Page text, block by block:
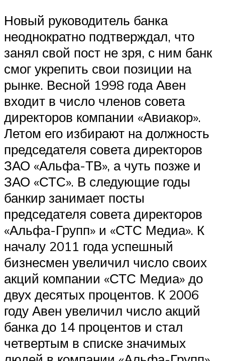
Новый руководитель банка
неоднократно подтверждал, что
занял свой пост не зря, с ним банк
смог укрепить свои позиции на
рынке. Весной 1998 года Авен
входит в число членов совета
директоров компании «Авиакор».
Летом его избирают на должность
председателя совета директоров
ЗАО «Альфа-ТВ», а чуть позже и
ЗАО «СТС». В следующие годы
банкир занимает посты
председателя совета директоров
«Альфа-Групп» и «СТС Медиа». К
началу 2011 года успешный
бизнесмен увеличил число своих
акций компании «СТС Медиа» до
двух десятых процентов. К 2006
году Авен увеличил число акций
банка до 14 процентов и стал
четвертым в списке значимых